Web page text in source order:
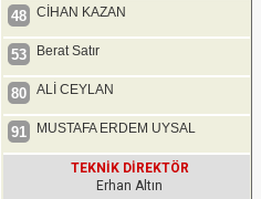
48 CİHAN KAZAN
53 Berat Satır
80 ALİ CEYLAN
91 MUSTAFA ERDEM UYSAL
TEKNİK DİREKTÖR
Erhan Altın